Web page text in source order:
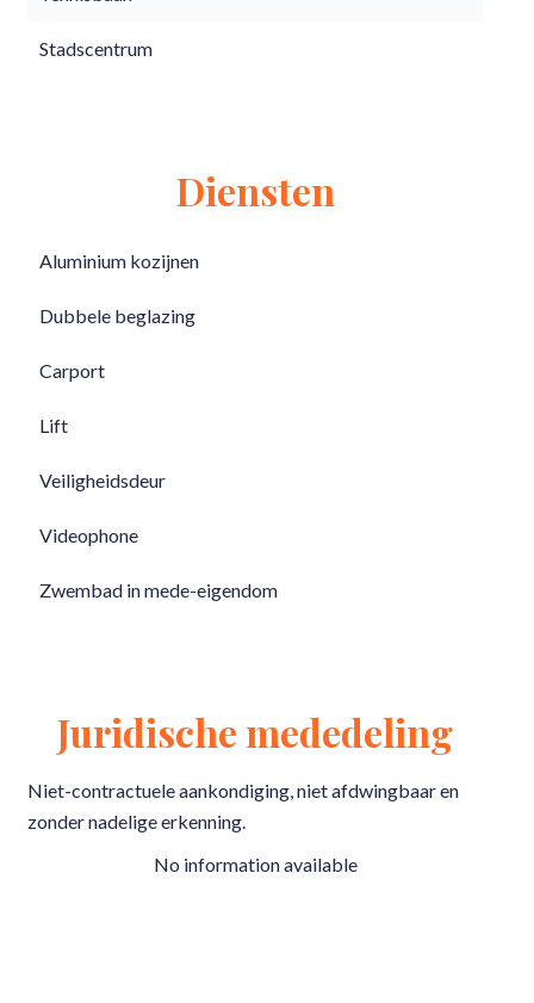
Stadscentrum
Diensten
Aluminium kozijnen
Dubbele beglazing
Carport
Lift
Veiligheidsdeur
Videophone
Zwembad in mede-eigendom
Juridische mededeling
Niet-contractuele aankondiging, niet afdwingbaar en
zonder nadelige erkenning.
No information available